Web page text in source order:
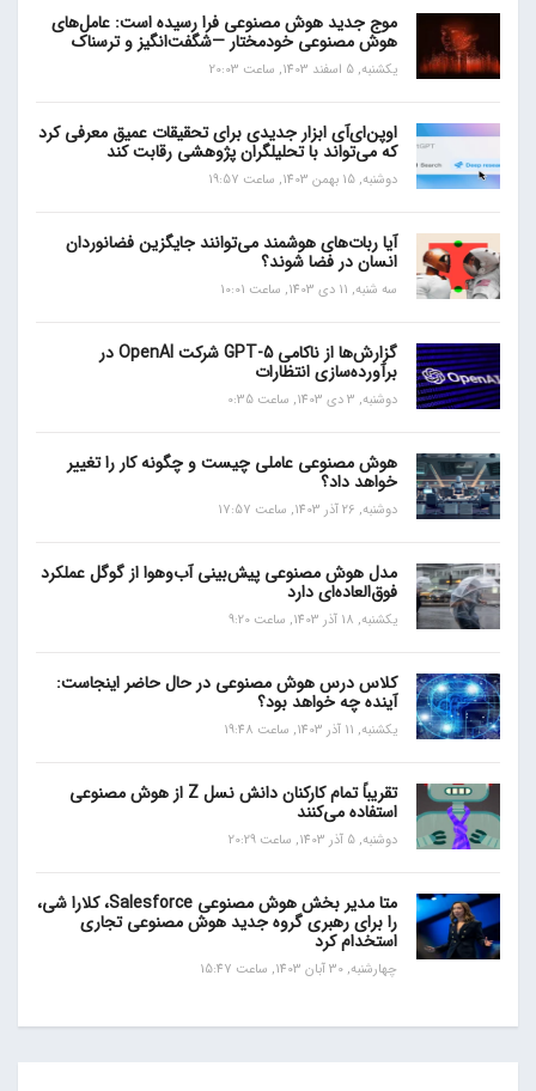
موج جدید هوش مصنوعی فرا رسیده است: عامل‌های
هوش مصنوعی خودمختار —شگفت‌انگیز و ترسناک
یکشنبه, 5 اسفند 1403, ساعت 20:03
اوپن‌ای‌آی ابزار جدیدی برای تحقیقات عمیق معرفی کرد
که می‌تواند با تحلیلگران پژوهشی رقابت کند
دوشنبه, 15 بهمن 1403, ساعت 19:57
آیا ربات‌های هوشمند می‌توانند جایگزین فضانوردان
انسان در فضا شوند؟
سه شنبه, 11 دی 1403, ساعت 10:01
گزارش‌ها از ناکامی GPT-5 شرکت OpenAI در
برآورده‌سازی انتظارات
دوشنبه, 3 دی 1403, ساعت 0:35
هوش مصنوعی عاملی چیست و چگونه کار را تغییر
خواهد داد؟
دوشنبه, 26 آذر 1403, ساعت 17:57
مدل هوش مصنوعی پیش‌بینی آب‌و‌هوا از گوگل عملکرد
فوق‌العاده‌ای دارد
یکشنبه, 18 آذر 1403, ساعت 9:20
کلاس درس هوش مصنوعی در حال حاضر اینجاست:
آینده چه خواهد بود؟
یکشنبه, 11 آذر 1403, ساعت 19:48
تقریباً تمام کارکنان دانش نسل Z از هوش مصنوعی
استفاده می‌کنند
دوشنبه, 5 آذر 1403, ساعت 20:29
متا مدیر بخش هوش مصنوعی Salesforce، کلارا شی،
را برای رهبری گروه جدید هوش مصنوعی تجاری
استخدام کرد
چهارشنبه, 30 آبان 1403, ساعت 15:47